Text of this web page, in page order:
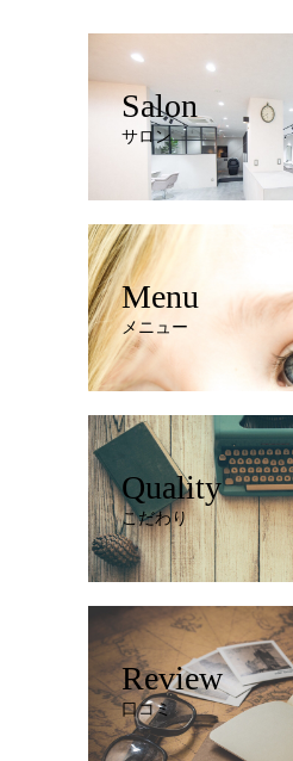
Salon
サロン
Menu
メニュー
Quality
こだわり
Review
口コミ